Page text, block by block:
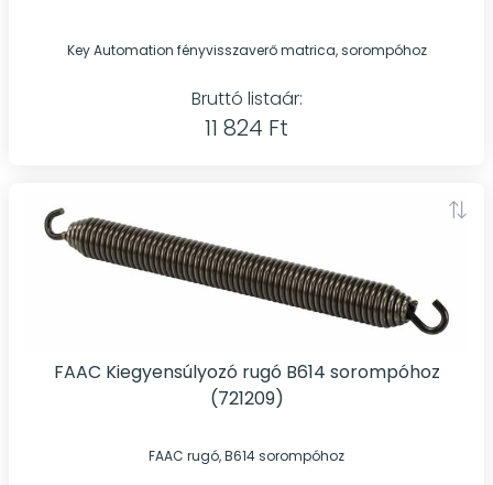
Key Automation fényvisszaverő matrica, sorompóhoz
Bruttó listaár:
11 824 Ft
FAAC Kiegyensúlyozó rugó B614 sorompóhoz
(721209)
FAAC rugó, B614 sorompóhoz